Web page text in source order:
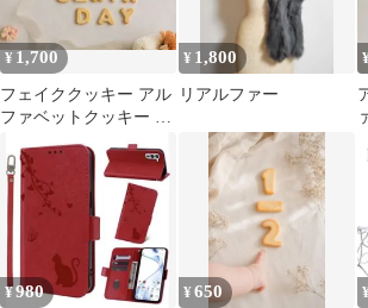
¥ 1,700
フェイククッキー アル
ファベットクッキー ハ
ーフバースデー 撮影小
物
¥ 1,800
リアルファー
¥980 ¥650 ¥